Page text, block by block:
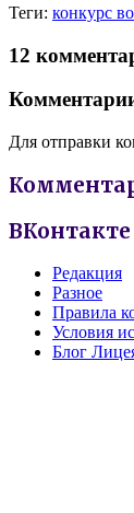
Теги: конкурс
12
Для отправки
ВКонтакте
Редакция
Разное
Правила
Условия
Блог